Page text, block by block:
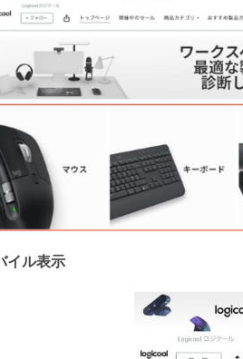
イル表示